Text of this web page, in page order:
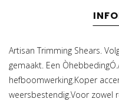
Artisan Trimming Shears.
gemaakt. Een
hefboomwerking.Koper
weersbestendig.Voor zowel